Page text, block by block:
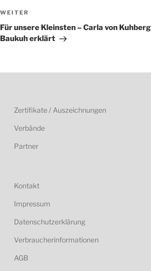
Nächster
Beitrag
WEITER
Für unsere Kleinsten – Carla von
Baukuh erklärt
Zertifikate / Auszeichnungen
Verbände
Partner
Kontakt
Impressum
Datenschutzerklärung
Verbraucherinformationen
AGB